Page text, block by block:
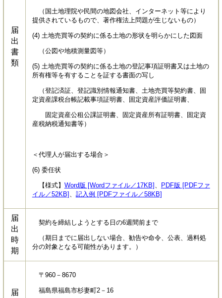
届
出
書
類
（国土地理院や民間の地図会社、インターネット等により
提供されているもので、著作権法上問題が生じないもの）
(4) 土地売買等の契約に係る土地の形状を明らかにした図面
（公図や地積測量図等）
(5) 土地売買等の契約に係る土地の登記事項証明書又は土地の
所有権等を有することを証する書面の写し
（登記済証、登記識別情報通知書、土地売買等契約書、固
定資産課税台帳記載事項証明書、固定資産評価証明書、
固定資産公租公課証明書、固定資産所有証明書、固定資
産税納税通知書等）
＜代理人が届出する場合＞
(6) 委任状
【様式】 Word版 [Wordファイル／17KB]
PDF版 [PDFファ
イル／52KB]
記入例 [PDFファイル／58KB]
届
出
時
期
契約を締結しようとする日の6週間前まで
（期日までに届出しない場合、勧告や命令、公表、過料処
分の対象となる可能性があります。）
届
〒960－8670
福島県福島市杉妻町2－16